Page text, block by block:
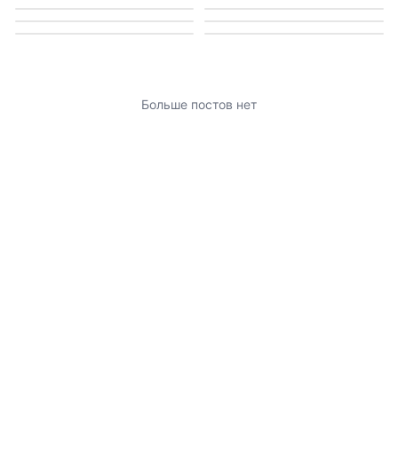
Больше постов нет